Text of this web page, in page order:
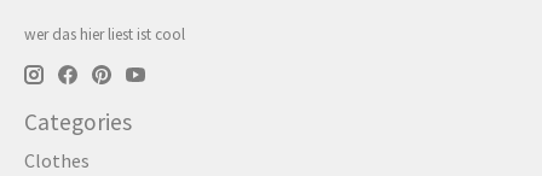
wer das hier liest ist cool
Categories
Clothes